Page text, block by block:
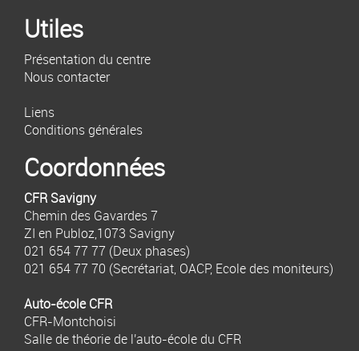
Utiles
Présentation du centre
Nous contacter
Liens
Conditions générales
Coordonnées
CFR Savigny
Chemin des Gavardes 7
ZI en Publoz,1073 Savigny
021 654 77 77 (Deux phases)
021 654 77 70 (Secrétariat, OACP, Ecole des moniteurs)
Auto-école CFR
CFR-Montchoisi
Salle de théorie de l'auto-école du CFR